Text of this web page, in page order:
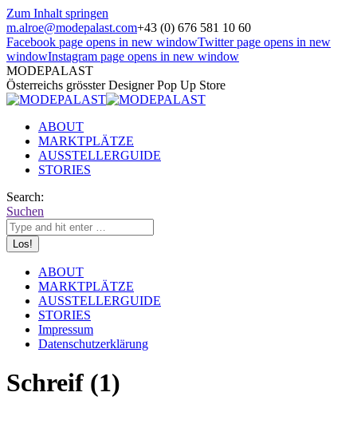
Zum Inhalt springen
m.alroe@modepalast.com+43 (0) 676 581 10 60
Facebook page opens in new windowTwitter page opens in new
windowInstagram page opens in new window
MODEPALAST
Österreichs grösster Designer Pop Up Store
ABOUT
MARKTPLÄTZE
AUSSTELLERGUIDE
STORIES
Search:
Suchen
ABOUT
MARKTPLÄTZE
AUSSTELLERGUIDE
STORIES
Impressum
Datenschutzerklärung
Schreif (1)